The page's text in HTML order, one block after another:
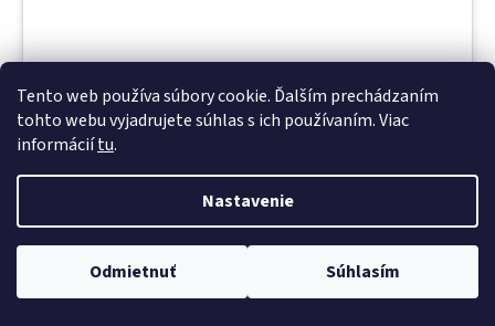
Tento web používa súbory cookie. Ďalším prechádzaním
tohto webu vyjadrujete súhlas s ich používaním. Viac
informáciítu.
Nastavenie
Odmietnuť Súhlasím
3M Nomad Terra Entrance Mat 9100, sivá, 610